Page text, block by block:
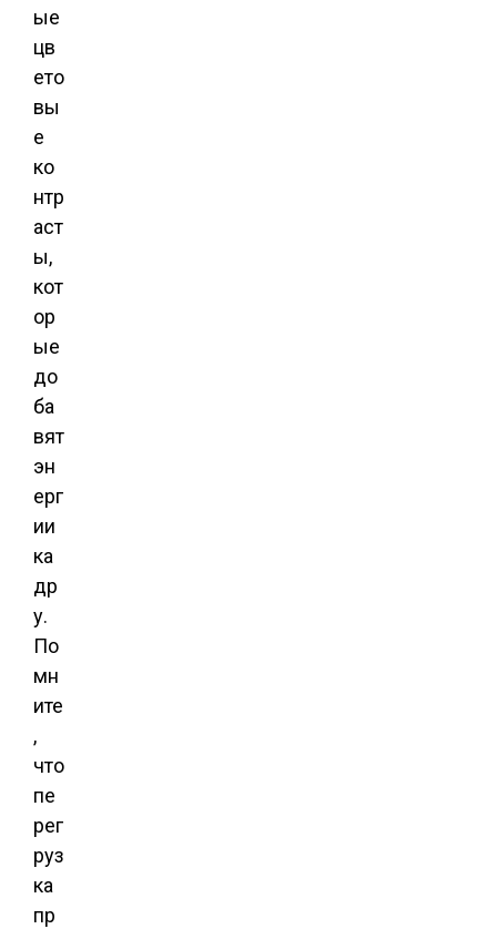
ые
цв
ето
вы
е
ко
нтр
аст
ы,
кот
ор
ые
до
ба
вят
эн
ерг
ии
ка
др
у.
По
мн
ите
,
что
пе
рег
руз
ка
пр